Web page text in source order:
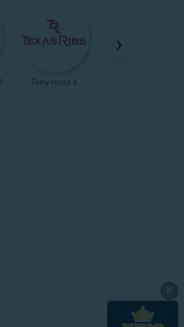
Tony roma´s
❯